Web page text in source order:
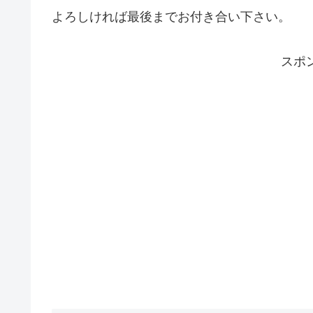
よろしければ最後までお付き合い下さい。
スポ